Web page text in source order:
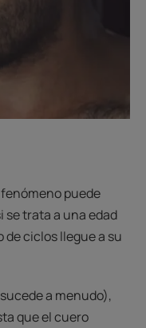
puede
trata a una edad
ciclos llegue a su
a menudo),
que el cuero